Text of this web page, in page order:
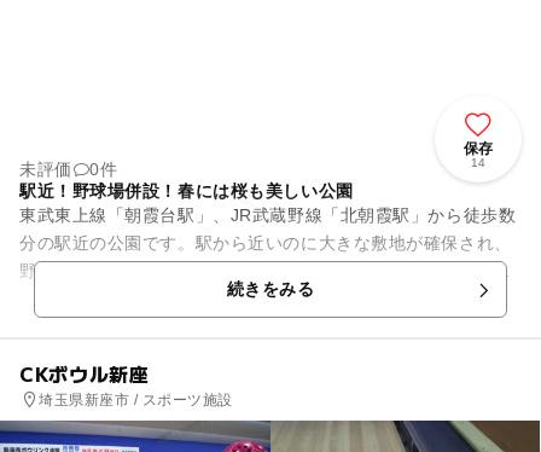
保存
14
未評価
0件
駅近！野球場併設！春には桜も美しい公園
東武東上線「朝霞台駅」、JR武蔵野線「北朝霞駅」から徒歩数
分の駅近の公園です。駅から近いのに大きな敷地が確保され、
野球場も併設されています。球場の隣には遊具のあるエリアも
あり、子供たちが遊ぶ姿も...続きをみる
CKボウル新座
埼玉県新座市 / スポーツ施設